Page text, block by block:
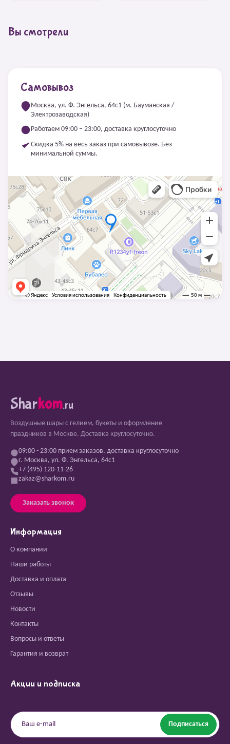
Вы смотрели
Самовывоз
Москва, ул. Ф. Энгельса, 64с1 (м. Бауманская /
Электрозаводская)
Работаем 09:00 – 23:00, доставка круглосуточно
Скидка 5% на весь заказ при самовывозе. Без
минимальной суммы.
Sharkom.ru
Воздушные шары с гелием, букеты и оформление
праздников в Москве. Доставка круглосуточно.
09:00 - 23:00 прием заказов, доставка круглосуточно
г. Москва, ул. Ф. Энгельса, 64с1
+7 (495) 120-11-26
zakaz@sharkom.ru
Заказать звонок
Информация
О компании
Наши работы
Доставка и оплата
Отзывы
Новости
Контакты
Вопросы и ответы
Гарантия и возврат
Акции и подписка
Подписаться